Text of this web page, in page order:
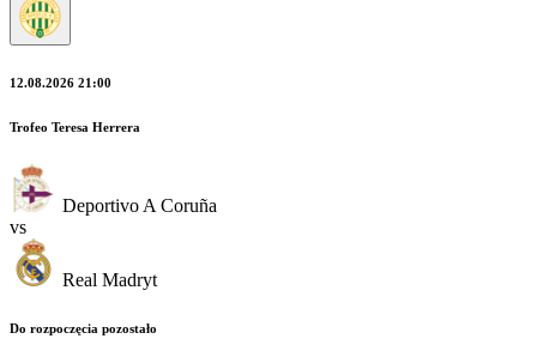
12.08.2026 21:00
Trofeo Teresa Herrera
Deportivo A Coruña
vs
Real Madryt
Do rozpoczęcia pozostało